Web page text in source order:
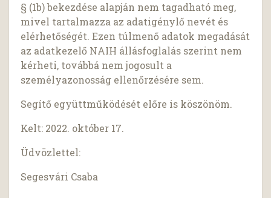
§ (1b) bekezdése alapján nem tagadható meg,
mivel tartalmazza az adatigénylő nevét és
elérhetőségét. Ezen túlmenő adatok megadását
az adatkezelő NAIH állásfoglalás szerint nem
kérheti, továbbá nem jogosult a
személyazonosság ellenőrzésére sem.
Segítő együttműködését előre is köszönöm.
Kelt: 2022. október 17.
Üdvözlettel:
Segesvári Csaba